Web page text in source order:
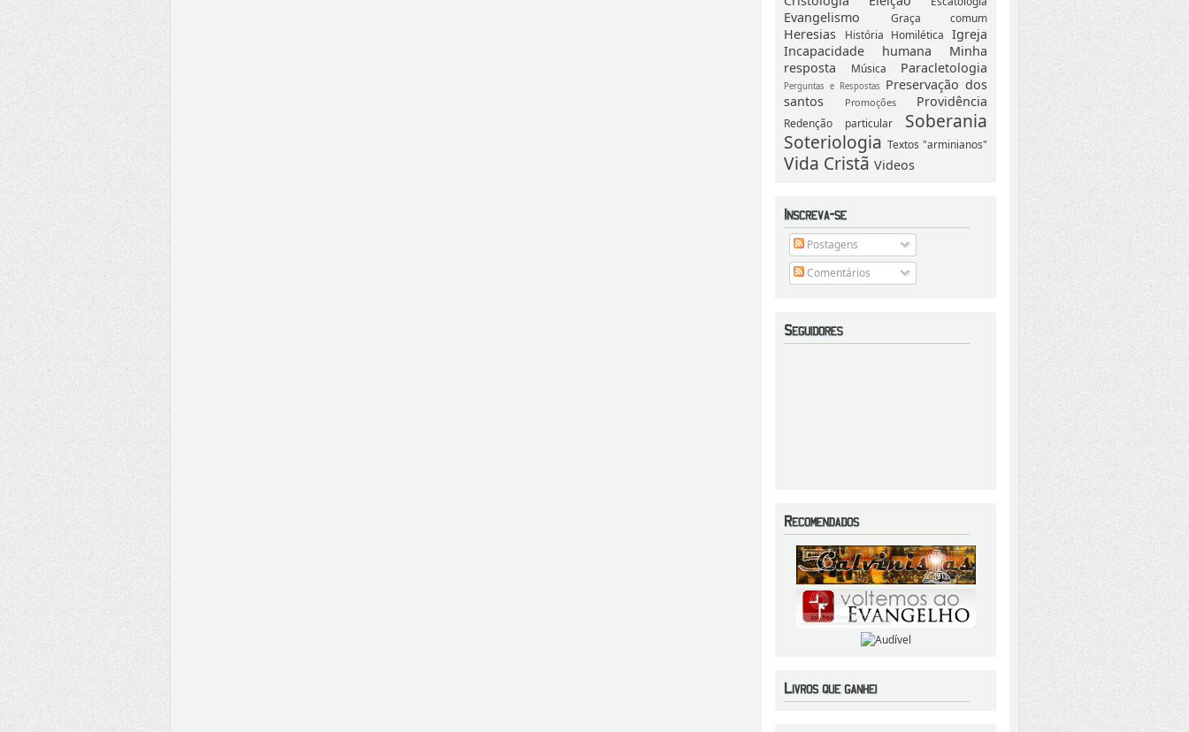
Evangelismo Graça comum
Heresias História Homilética Igreja
Incapacidade humana
Minha
resposta
Música Paracletologia
Perguntas e Respostas
Preservação dos
santos
Promoções Providência
Redenção particular
Soberania
Soteriologia Textos "arminianos"
Vida Cristã Videos
Postagens
Comentários